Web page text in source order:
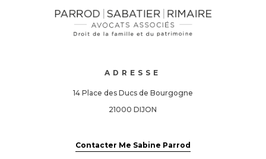
ADRESSE
14 Place des Ducs de Bourgogne
21000 DIJON
Contacter Me Sabine Parrod